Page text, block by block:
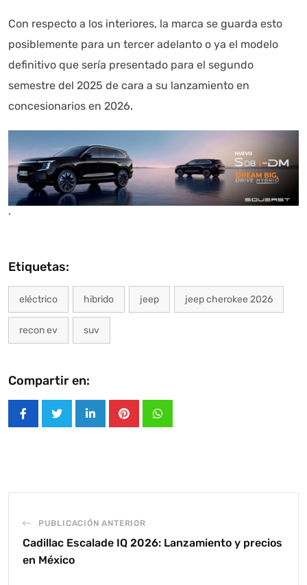
Con respecto a los interiores, la marca se guarda esto
posiblemente para un tercer adelanto o ya el modelo
definitivo que sería presentado para el segundo
semestre del 2025 de cara a su lanzamiento en
concesionarios en 2026.
.
Etiquetas:
eléctrico hibrido jeep jeep cherokee 2026
recon ev suv
Compartir en:
LinkedInPinterestWhatsapp
PUBLICACIÓN ANTERIOR
Cadillac Escalade IQ 2026: Lanzamiento y precios
en México